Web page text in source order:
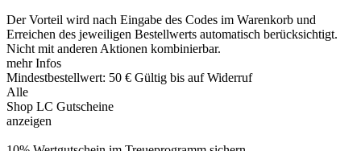
Der Vorteil wird nach Eingabe des Codes im Warenkorb und
Erreichen des jeweiligen Bestellwerts automatisch berücksichtigt.
Nicht mit anderen Aktionen kombinierbar.
mehr Infos
Mindestbestellwert: 50 € Gültig bis auf Widerruf
Alle
Shop LC Gutscheine
anzeigen